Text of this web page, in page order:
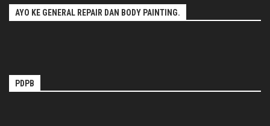
AYO KE GENERAL REPAIR DAN BODY PAINTING.
PDPB